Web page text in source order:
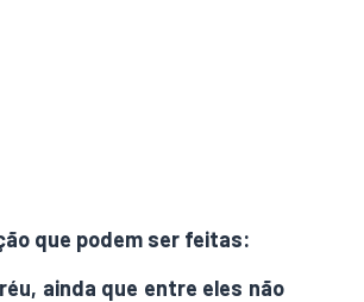
que podem ser feitas:
ainda que entre eles não